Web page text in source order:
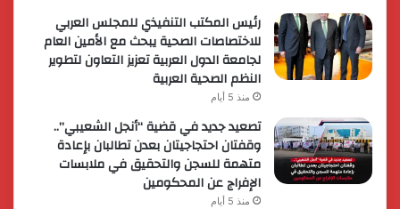
رئيس المكتب التنفيذي للمجلس العربي
للاختصاصات الصحية يبحث مع الأمين العام
لجامعة الدول العربية تعزيز التعاون لتطوير
النظم الصحية العربية
منذ 5 أيام
تصعيد جديد في قضية “أنجل الشعيبي”..
وقفتان احتجاجيتان بعدن تطالبان بإعادة
متهمة للسجن والتحقيق في ملابسات
الإفراج عن المحكومين
منذ 5 أيام